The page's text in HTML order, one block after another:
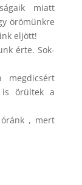
miatt
örömünkre
eljött!
érte. Sok-
megdicsért
örültek a
, mert